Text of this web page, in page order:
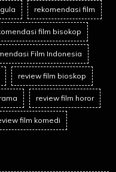
rekomendasi film
film bisokop
Film Indonesia
review film bioskop
review film horor
film komedi